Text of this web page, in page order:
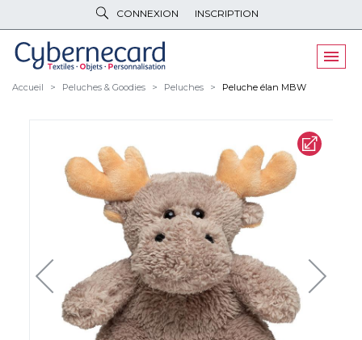
CONNEXION INSCRIPTION
VÊTEMENTSDE TRAVAIL
VÊTEMENTS D'IMAGE
& HIGH-TECH
PELUCHES& GOODIES
MAISON
RESPONSABLE
Accueil Peluches & Goodies Peluches Peluche élan MBW